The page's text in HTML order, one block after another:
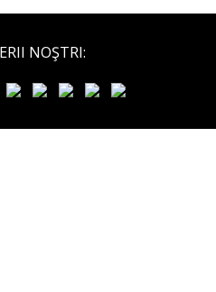
NOŞTRI: